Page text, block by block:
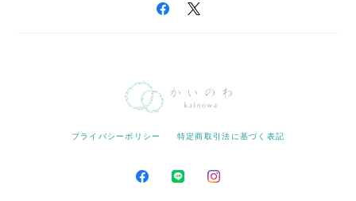
プライバシーポリシー 特定商取引法に基づく表記